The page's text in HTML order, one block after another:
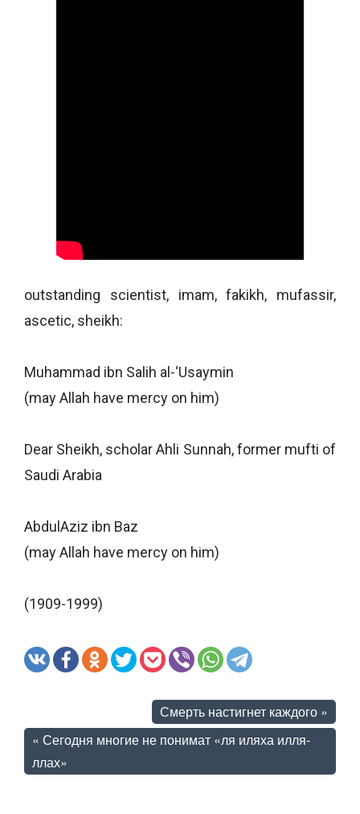
outstanding scientist, imam, fakikh, mufassir,
ascetic, sheikh:
Muhammad ibn Salih al-‘Usaymin
(may Allah have mercy on him)
Dear Sheikh, scholar Ahli Sunnah, former mufti of
Saudi Arabia
AbdulAziz ibn Baz
(may Allah have mercy on him)
(1909-1999)
Смерть настигнет каждого »
« Сегодня многие не понимат «ля иляха илля-
ллах»